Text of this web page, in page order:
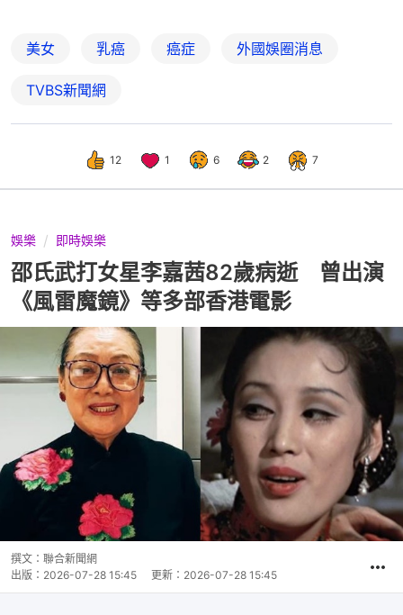
美女 乳癌 癌症 外國娛圈消息
TVBS新聞網
12 1 6 2 7
娛樂 即時娛樂
邵氏武打女星李嘉茜82歲病逝 曾出演
《風雷魔鏡》等多部香港電影
撰文： 聯合新聞網
出版： 2026-07-28 15:45 更新： 2026-07-28 15:45